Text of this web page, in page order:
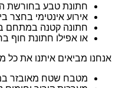
חתונת טבע בחורשת
אירוע אינטימי בחצר
חתונה קטנה במתחם
או אפילו חתונת חוף
אנחנו מביאים איתנו את כל
מטבח שטח מאובזר